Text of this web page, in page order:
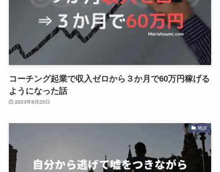
コーチング起業で収入ゼロから３か月で60万円稼げる
ようになった話
2023年8月20日
物語